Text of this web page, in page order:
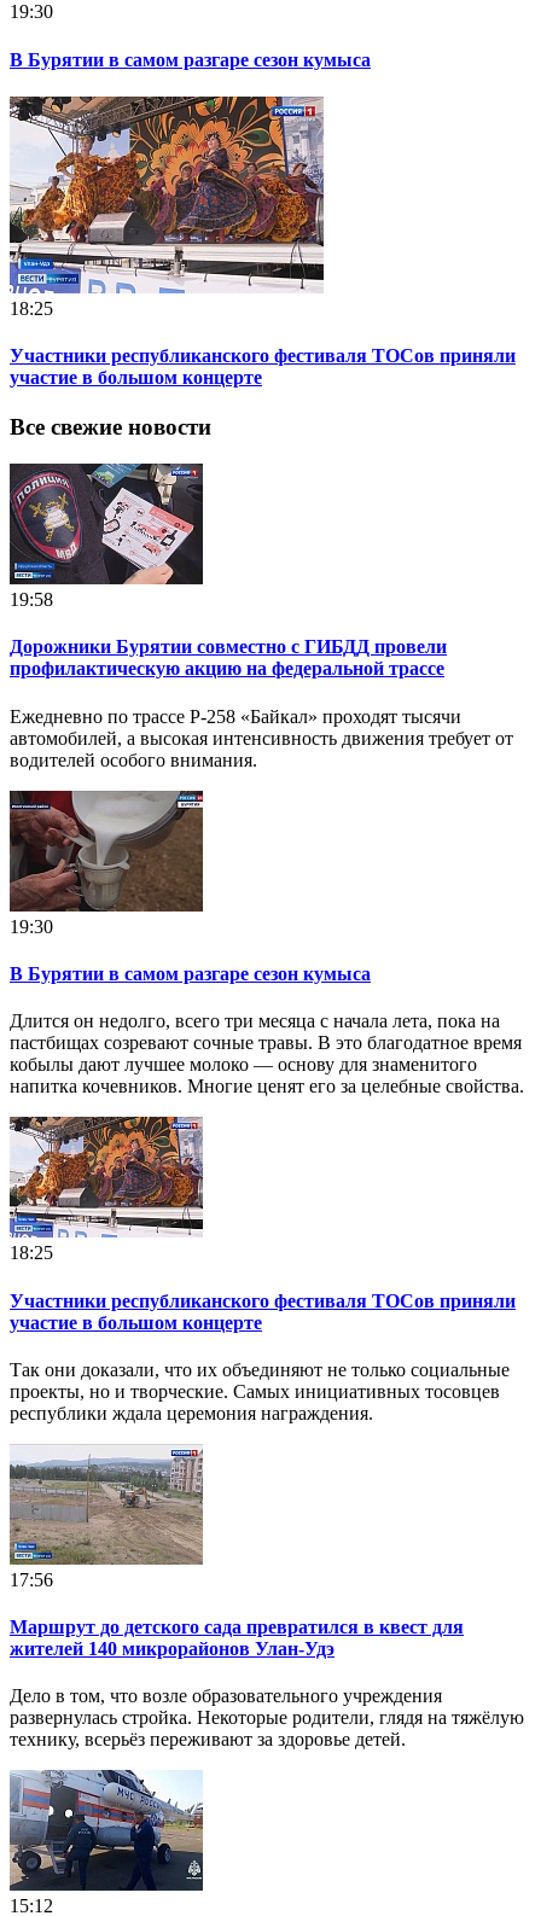
19:30
В Бурятии в самом разгаре сезон кумыса
18:25
Участники республиканского фестиваля ТОСов приняли
участие в большом концерте
Все свежие новости
19:58
Дорожники Бурятии совместно с ГИБДД провели
профилактическую акцию на федеральной трассе
Ежедневно по трассе Р-258 «Байкал» проходят тысячи
автомобилей, а высокая интенсивность движения требует от
водителей особого внимания.
19:30
В Бурятии в самом разгаре сезон кумыса
Длится он недолго, всего три месяца с начала лета, пока на
пастбищах созревают сочные травы. В это благодатное время
кобылы дают лучшее молоко — основу для знаменитого
напитка кочевников. Многие ценят его за целебные свойства.
18:25
Участники республиканского фестиваля ТОСов приняли
участие в большом концерте
Так они доказали, что их объединяют не только социальные
проекты, но и творческие. Самых инициативных тосовцев
республики ждала церемония награждения.
17:56
Маршрут до детского сада превратился в квест для
жителей 140 микрорайонов Улан-Удэ
Дело в том, что возле образовательного учреждения
развернулась стройка. Некоторые родители, глядя на тяжёлую
технику, всерьёз переживают за здоровье детей.
15:12